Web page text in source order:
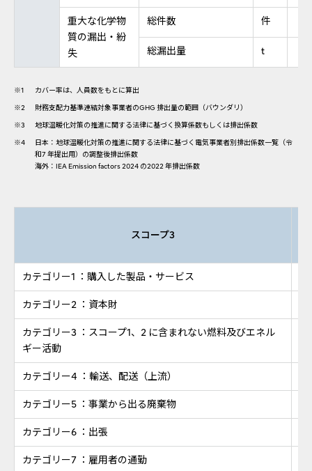
重大な化学物
質の漏出・紛
失
総件数 件
総漏出量 t
※1
カバー率は、人員数をもとに算出
※2
財務支配力基準連結対象事業者のGHG 排出量の範囲（バウンダリ）
※3
地球温暖化対策の推進に関する法律に基づく換算係数もしくは排出係数
※4
日本：地球温暖化対策の推進に関する法律に基づく電気事業者別排出係数一覧（令
和7 年提出用）の調整後排出係数
海外：IEA Emission factors 2024 の2022 年排出係数
スコープ3
カテゴリー1 ：購入した製品・サービス
カテゴリー2 ：資本財
カテゴリー3 ：スコープ1、2 に含まれない燃料及びエネル
ギー活動
カテゴリー4 ：輸送、配送（上流）
カテゴリー5 ：事業から出る廃棄物
カテゴリー6 ：出張
カテゴリー7 ：雇用者の通勤